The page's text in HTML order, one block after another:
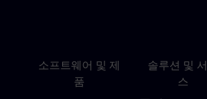
소프트웨어 및 제
품
솔루션 및
스